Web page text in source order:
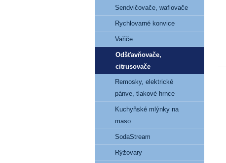
Sendvičovače, waflovače
Rychlovarné konvice
Vařiče
Odšťavňovače,
citrusovače
Remosky, elektrické
pánve, tlakové hrnce
Kuchyňské mlýnky na
maso
SodaStream
Rýžovary